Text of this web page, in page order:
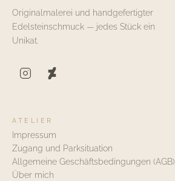
Originalmalerei und handgefertigter
Edelsteinschmuck — jedes Stück ein
Unikat.
ATELIER
Impressum
Zugang und Parksituation
Allgemeine Geschäftsbedingungen (AGB)
Über mich